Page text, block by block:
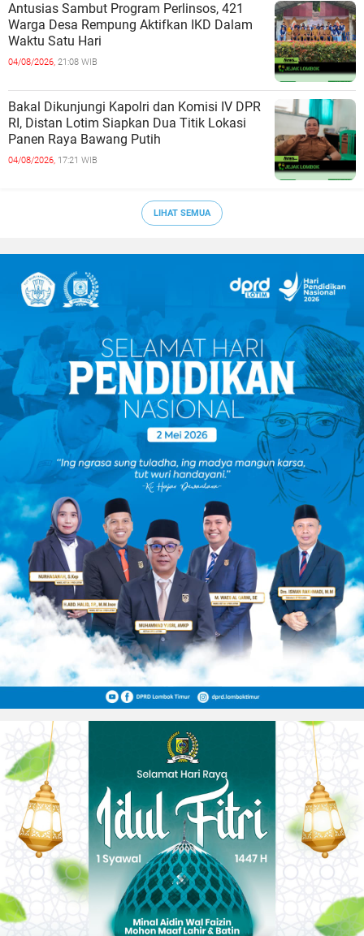
Antusias Sambut Program Perlinsos, 421
Warga Desa Rempung Aktifkan IKD Dalam
Waktu Satu Hari
04/08/2026, 21:08 WIB
Bakal Dikunjungi Kapolri dan Komisi IV DPR
RI, Distan Lotim Siapkan Dua Titik Lokasi
Panen Raya Bawang Putih
04/08/2026, 17:21 WIB
LIHAT SEMUA